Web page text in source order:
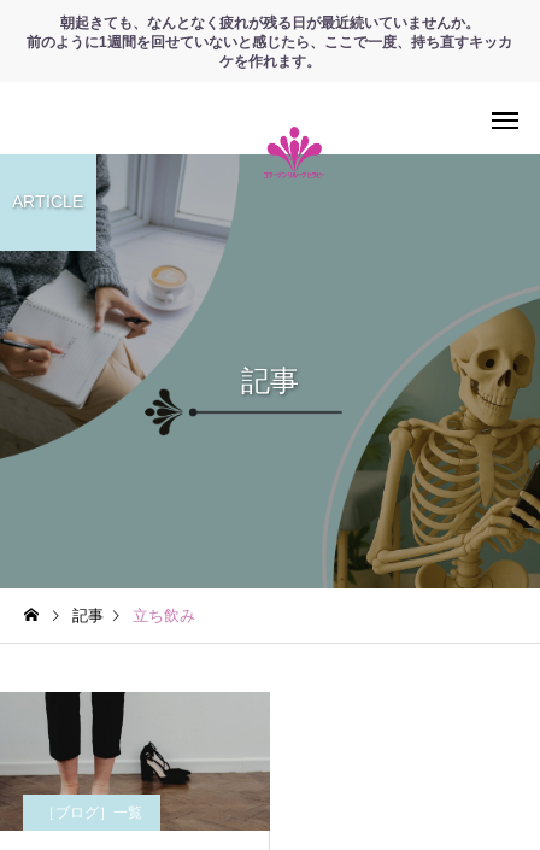
朝起きても、なんとなく疲れが残る日が最近続いていませんか。
前のように1週間を回せていないと感じたら、ここで一度、持ち直すキッカ
ケを作れます。
記事
ARTICLE
記事 立ち飲み
［ブログ］一覧